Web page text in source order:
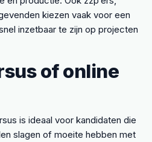
kiezen vaak voor een
inzetbaar te zijn op projecten
of online
is ideaal voor kandidaten die
slagen of moeite hebben met